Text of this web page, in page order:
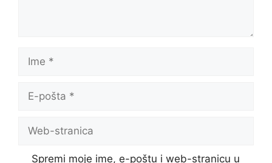
pošta
stranica
Spremi moje ime, e-poštu i web-stranicu u